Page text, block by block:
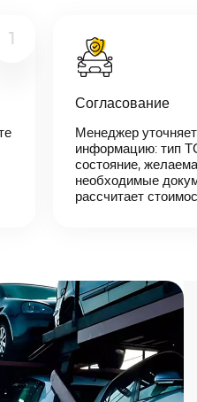
1
Согласование
Менеджер уточняет
информацию: тип
состояние,
необходимые
рассчитает